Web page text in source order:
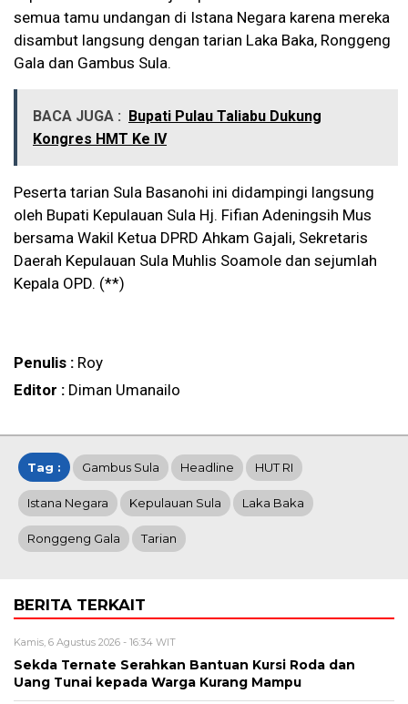
semua tamu undangan di Istana Negara karena mereka
disambut langsung dengan tarian Laka Baka, Ronggeng
Gala dan Gambus Sula.
BACA JUGA :
Bupati Pulau Taliabu Dukung
Kongres HMT Ke IV
Peserta tarian Sula Basanohi ini didampingi langsung
oleh Bupati Kepulauan Sula Hj. Fifian Adeningsih Mus
bersama Wakil Ketua DPRD Ahkam Gajali, Sekretaris
Daerah Kepulauan Sula Muhlis Soamole dan sejumlah
Kepala OPD. (**)
Penulis : Roy
Editor : Diman Umanailo
Tag : Gambus Sula Headline HUT RI
Istana Negara Kepulauan Sula Laka Baka
Ronggeng Gala Tarian
BERITA TERKAIT
Kamis, 6 Agustus 2026 - 16:34 WIT
Sekda Ternate Serahkan Bantuan Kursi Roda dan
Uang Tunai kepada Warga Kurang Mampu